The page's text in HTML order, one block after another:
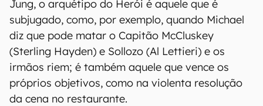
Jung, o arquétipo do Herói é aquele que é
subjugado, como, por exemplo, quando Michael
diz que pode matar o Capitão McCluskey
(Sterling Hayden) e Sollozo (Al Lettieri) e os
irmãos riem; é também aquele que vence os
próprios objetivos, como na violenta resolução
da cena no restaurante.